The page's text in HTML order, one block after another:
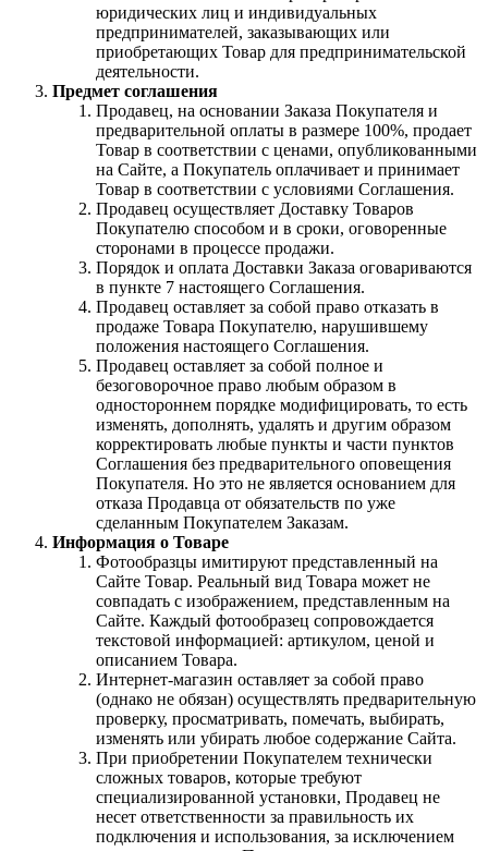
юридических лиц и индивидуальных
предпринимателей, заказывающих или
приобретающих Товар для предпринимательской
деятельности.
Предмет соглашения
Продавец, на основании Заказа Покупателя и
предварительной оплаты в размере 100%, продает
Товар в соответствии с ценами, опубликованными
на Сайте, а Покупатель оплачивает и принимает
Товар в соответствии с условиями Соглашения.
Продавец осуществляет Доставку Товаров
Покупателю способом и в сроки, оговоренные
сторонами в процессе продажи.
Порядок и оплата Доставки Заказа оговариваются
в пункте 7 настоящего Соглашения.
Продавец оставляет за собой право отказать в
продаже Товара Покупателю, нарушившему
положения настоящего Соглашения.
Продавец оставляет за собой полное и
безоговорочное право любым образом в
одностороннем порядке модифицировать, то есть
изменять, дополнять, удалять и другим образом
корректировать любые пункты и части пунктов
Соглашения без предварительного оповещения
Покупателя. Но это не является основанием для
отказа Продавца от обязательств по уже
сделанным Покупателем Заказам.
Информация о Товаре
Фотообразцы имитируют представленный на
Сайте Товар. Реальный вид Товара может не
совпадать с изображением, представленным на
Сайте. Каждый фотообразец сопровождается
текстовой информацией: артикулом, ценой и
описанием Товара.
Интернет-магазин оставляет за собой право
(однако не обязан) осуществлять предварительную
проверку, просматривать, помечать, выбирать,
изменять или убирать любое содержание Сайта.
При приобретении Покупателем технически
сложных товаров, которые требуют
специализированной установки, Продавец не
несет ответственности за правильность их
подключения и использования, за исключением